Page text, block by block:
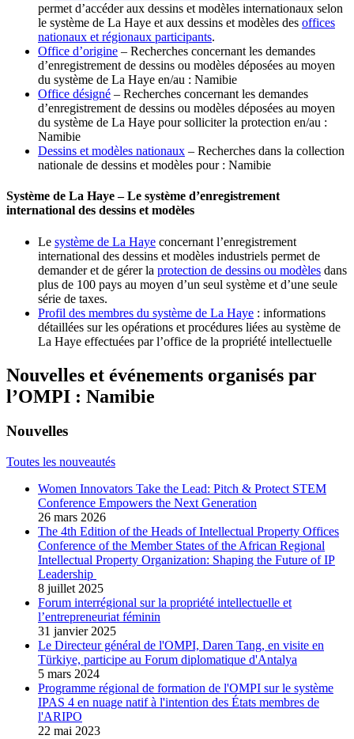
permet d’accéder aux dessins et modèles internationaux selon
le système de La Haye et aux dessins et modèles des offices
nationaux et régionaux participants.
Office d’origine – Recherches concernant les demandes
d’enregistrement de dessins ou modèles déposées au moyen
du système de La Haye en/au : Namibie
Office désigné – Recherches concernant les demandes
d’enregistrement de dessins ou modèles déposées au moyen
du système de La Haye pour solliciter la protection en/au :
Namibie
Dessins et modèles nationaux – Recherches dans la collection
nationale de dessins et modèles pour : Namibie
Système de La Haye – Le système d’enregistrement
international des dessins et modèles
Le système de La Haye concernant l’enregistrement
international des dessins et modèles industriels permet de
demander et de gérer la protection de dessins ou modèles dans
plus de 100 pays au moyen d’un seul système et d’une seule
série de taxes.
Profil des membres du système de La Haye : informations
détaillées sur les opérations et procédures liées au système de
La Haye effectuées par l’office de la propriété intellectuelle
Nouvelles et événements organisés par
l’OMPI : Namibie
Nouvelles
Toutes les nouveautés
Women Innovators Take the Lead: Pitch & Protect STEM
Conference Empowers the Next Generation
26 mars 2026
The 4th Edition of the Heads of Intellectual Property Offices
Conference of the Member States of the African Regional
Intellectual Property Organization: Shaping the Future of IP
Leadership
8 juillet 2025
Forum interrégional sur la propriété intellectuelle et
l’entrepreneuriat féminin
31 janvier 2025
Le Directeur général de l'OMPI, Daren Tang, en visite en
Türkiye, participe au Forum diplomatique d'Antalya
5 mars 2024
Programme régional de formation de l'OMPI sur le système
IPAS 4 en nuage natif à l'intention des États membres de
l'ARIPO
22 mai 2023